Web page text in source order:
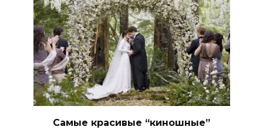
Самые красивые “киношные”